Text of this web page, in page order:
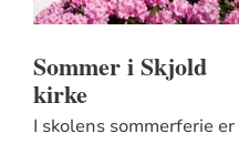
Sommer i Skjold
kirke
I skolens sommerferie er